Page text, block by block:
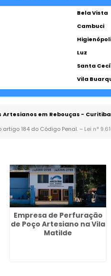
Bela Vista
Cambuci
Luz
Santa
Vila
Artesianos em Rebouças - Curitiba
184 do Código Penal. – Lei n°
Empresa de Perfuração
de Poço Artesiano na Vila
Matilde